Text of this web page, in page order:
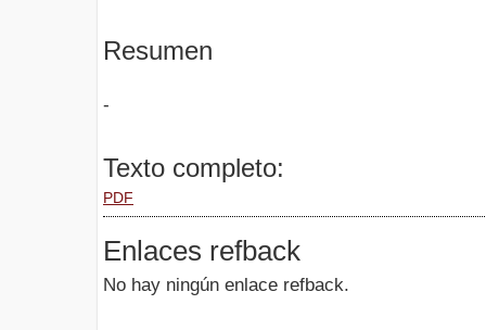
Resumen
-
Texto completo:
PDF
Enlaces refback
No hay ningún enlace refback.